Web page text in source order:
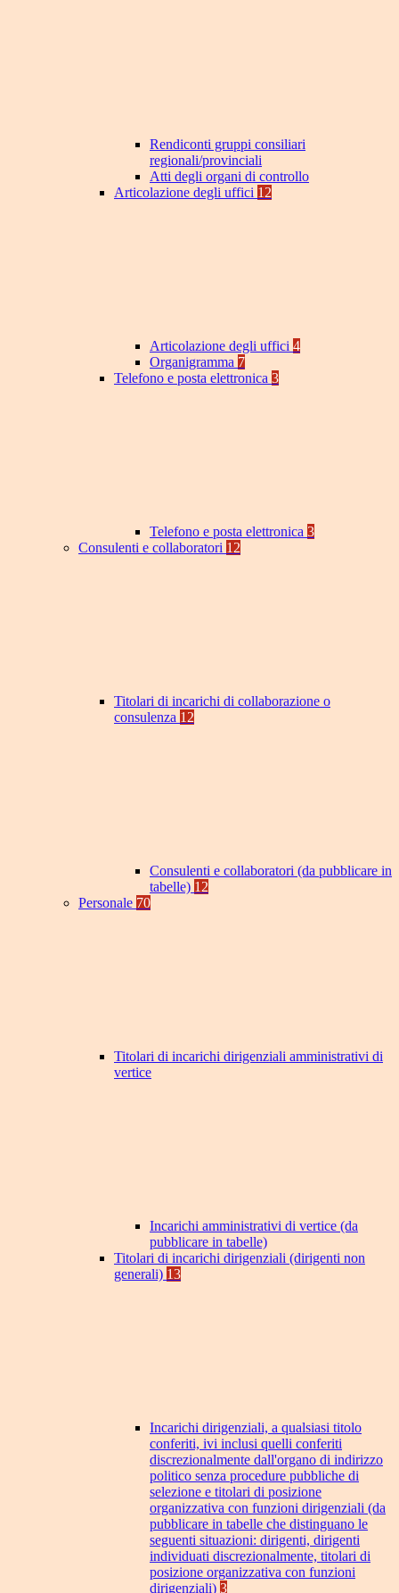
Rendiconti gruppi consiliari
regionali/provinciali
Atti degli organi di controllo
Articolazione degli uffici 12
Articolazione degli uffici 4
Organigramma 7
Telefono e posta elettronica 3
Telefono e posta elettronica 3
Consulenti e collaboratori 12
Titolari di incarichi di collaborazione o
consulenza 12
Consulenti e collaboratori (da pubblicare in
tabelle) 12
Personale 70
Titolari di incarichi dirigenziali amministrativi di
vertice
Incarichi amministrativi di vertice (da
pubblicare in tabelle)
Titolari di incarichi dirigenziali (dirigenti non
generali) 13
Incarichi dirigenziali, a qualsiasi titolo
conferiti, ivi inclusi quelli conferiti
discrezionalmente dall'organo di indirizzo
politico senza procedure pubbliche di
selezione e titolari di posizione
organizzativa con funzioni dirigenziali (da
pubblicare in tabelle che distinguano le
seguenti situazioni: dirigenti, dirigenti
individuati discrezionalmente, titolari di
posizione organizzativa con funzioni
dirigenziali) 3